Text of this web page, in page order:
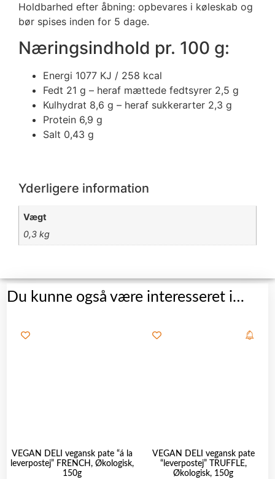
Holdbarhed efter åbning: opbevares i køleskab og
bør spises inden for 5 dage.
Næringsindhold pr. 100 g:
Energi 1077 KJ / 258 kcal
Fedt 21 g – heraf mættede fedtsyrer 2,5 g
Kulhydrat 8,6 g – heraf sukkerarter 2,3 g
Protein 6,9 g
Salt 0,43 g
Yderligere information
Vægt
0,3 kg
Du kunne også være interesseret i…
VEGAN DELI vegansk pate “á la
leverpostej” FRENCH, Økologisk,
150g
VEGAN DELI vegansk pate
“leverpostej” TRUFFLE,
Økologisk, 150g